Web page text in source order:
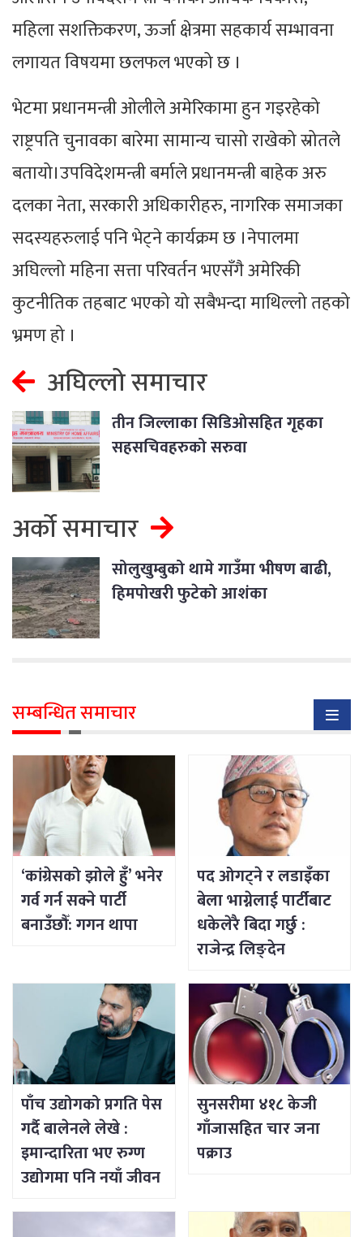
महिला सशक्तिकरण, ऊर्जा क्षेत्रमा सहकार्य सम्भावना
लगायत विषयमा छलफल भएको छ ।
भेटमा प्रधानमन्त्री ओलीले अमेरिकामा हुन गइरहेको
राष्ट्रपति चुनावका बारेमा सामान्य चासो राखेको स्रोतले
बतायो।उपविदेशमन्त्री बर्माले प्रधानमन्त्री बाहेक अरु
दलका नेता, सरकारी अधिकारीहरु, नागरिक समाजका
सदस्यहरुलाई पनि भेट्ने कार्यक्रम छ ।नेपालमा
अघिल्लो महिना सत्ता परिवर्तन भएसँगै अमेरिकी
कुटनीतिक तहबाट भएको यो सबैभन्दा माथिल्लो तहको
भ्रमण हो ।
अघिल्लो समाचार
तीन जिल्लाका सिडिओसहित गृहका
सहसचिवहरुको सरुवा
अर्को समाचार
सोलुखुम्बुको थामे गाउँमा भीषण बाढी,
हिमपोखरी फुटेको आशंका
सम्बन्धित समाचार
‘कांग्रेसको झोले हुँ’ भनेर
गर्व गर्न सक्ने पार्टी
बनाउँछौँ: गगन थापा
पद ओगट्ने र लडाइँका
बेला भाग्नेलाई पार्टीबाट
धकेलेरै बिदा गर्छु :
राजेन्द्र लिङ्देन
पाँच उद्योगको प्रगति पेस
गर्दै बालेनले लेखे :
इमान्दारिता भए रुग्ण
उद्योगमा पनि नयाँ जीवन
सुनसरीमा ४१८ केजी
गाँजासहित चार जना
पक्राउ